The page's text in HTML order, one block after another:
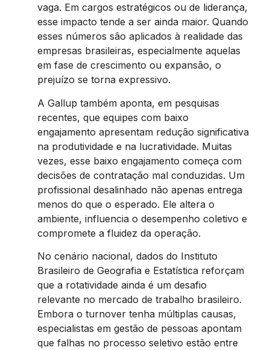
vaga. Em cargos estratégicos ou de liderança,
esse impacto tende a ser ainda maior. Quando
esses números são aplicados à realidade das
empresas brasileiras, especialmente aquelas
em fase de crescimento ou expansão, o
prejuízo se torna expressivo.
A Gallup também aponta, em pesquisas
recentes, que equipes com baixo
engajamento apresentam redução significativa
na produtividade e na lucratividade. Muitas
vezes, esse baixo engajamento começa com
decisões de contratação mal conduzidas. Um
profissional desalinhado não apenas entrega
menos do que o esperado. Ele altera o
ambiente, influencia o desempenho coletivo e
compromete a fluidez da operação.
No cenário nacional, dados do Instituto
Brasileiro de Geografia e Estatística reforçam
que a rotatividade ainda é um desafio
relevante no mercado de trabalho brasileiro.
Embora o turnover tenha múltiplas causas,
especialistas em gestão de pessoas apontam
que falhas no processo seletivo estão entre